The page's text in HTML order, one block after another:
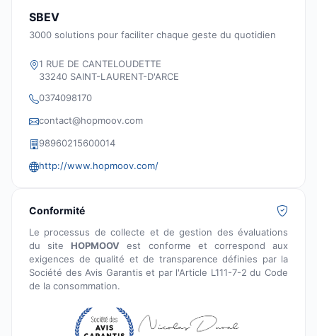
SBEV
3000 solutions pour faciliter chaque geste du quotidien
1 RUE DE CANTELOUDETTE
33240 SAINT-LAURENT-D'ARCE
0374098170
contact@hopmoov.com
98960215600014
http://www.hopmoov.com/
Conformité
Le processus de collecte et de gestion des évaluations
du siteHOPMOOV est conforme et correspond aux
exigences de qualité et de transparence définies par la
Société des Avis Garantis et par l'Article L111-7-2 du Code
de la consommation.